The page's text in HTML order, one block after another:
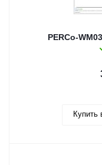
PERCo-
Купить